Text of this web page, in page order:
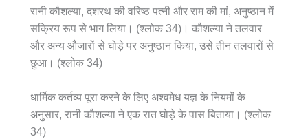
रानी कौशल्या, दशरथ की वरिष्ठ पत्नी और राम की मां, अनुष्ठान में
सक्रिय रूप से भाग लिया। (श्लोक 34)। कौशल्या ने तलवार
और अन्य औजारों से घोड़े पर अनुष्ठान किया, उसे तीन तलवारों से
छुआ। (श्लोक 34)
धार्मिक कर्तव्य पूरा करने के लिए अश्वमेध यज्ञ के नियमों के
अनुसार, रानी कौशल्या ने एक रात घोड़े के पास बिताया। (श्लोक
34)